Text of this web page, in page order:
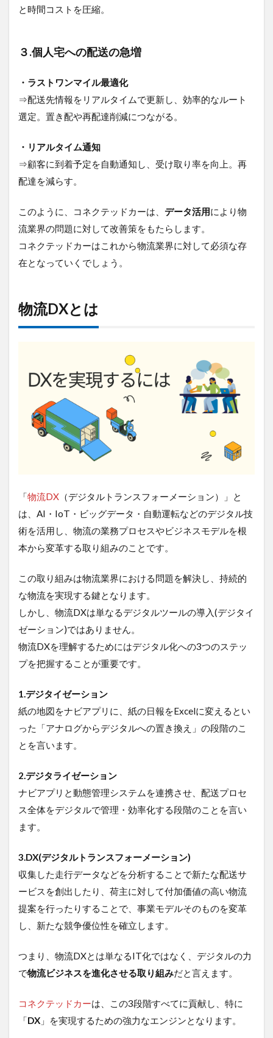
ータの
役割～
を「価
る”脳”～
7
【事
わか
る】
コネ
クテ
ッド
活用
イメ
ージ
すべ
例を
支え
る
の存
在
7.2
活用
例①:
業務
減
7.3
活用
例②:
向上
とコ
ンプ
ライ
アン
ス遵
守
7.4
例③:
未来
の物
流に
向け
た先
術
8
コ
ク
ッ
カ
ー
実
現
ロ
ケ
モ
バ
と時間コストを圧縮。
３.個人宅への配送の急増
・ラストワンマイル最適化
⇒配送先情報をリアルタイムで更新し、効率的なルート
選定。置き配や再配達削減につながる。
・リアルタイム通知
⇒顧客に到着予定を自動通知し、受け取り率を向上。再
配達を減らす。
このように、コネクテッドカーは、 データ活用により物
流業界の問題に対して改善策をもたらします。
コネクテッドカーはこれから物流業界に対して必須な存
在となっていくでしょう。
物流DXとは
「物流DX （デジタルトランスフォーメーション）」と
は、AI・IoT・ビッグデータ・自動運転などのデジタル技
術を活用し、物流の業務プロセスやビジネスモデルを根
本から変革する取り組みのことです。
この取り組みは物流業界における問題を解決し、持続的
な物流を実現する鍵となります。
しかし、物流DXは単なるデジタルツールの導入(デジタイ
ゼーション)ではありません。
物流DXを理解するためにはデジタル化への3つのステッ
プを把握することが重要です。
1.デジタイゼーション
紙の地図をナビアプリに、紙の日報をExcelに変えるとい
った「アナログからデジタルへの置き換え」の段階のこ
とを言います。
2.デジタライゼーション
ナビアプリと動態管理システムを連携させ、配送プロセ
ス全体をデジタルで管理・効率化する段階のことを言い
ます。
3.DX(デジタルトランスフォーメーション)
収集した走行データなどを分析することで新たな配送サ
ービスを創出したり、荷主に対して付加価値の高い物流
提案を行ったりすることで、事業モデルそのものを変革
し、新たな競争優位性を確立します。
つまり、物流DXとは単なるIT化ではなく、デジタルの力
で物流ビジネスを進化させる取り組みだと言えます。
コネクテッドカーは、この3段階すべてに貢献し、特に
「DX 」を実現するための強力なエンジンとなります。